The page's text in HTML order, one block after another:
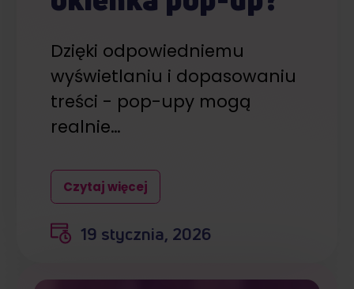
Dzięki odpowiedniemu
wyświetlaniu i dopasowaniu
treści - pop-upy mogą
realnie…
Czytaj więcej
19 stycznia, 2026